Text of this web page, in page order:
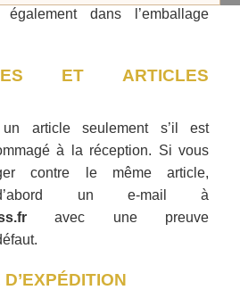
dans l’emballage
ET ARTICLES
un article seulement s’il est
à la réception. Si vous
contre le même article,
d’abord un e-mail à
avec une preuve